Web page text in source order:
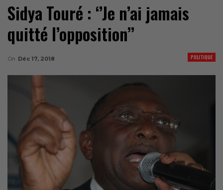
Sidya Touré : ‘’Je n’ai jamais
quitté l’opposition’’
POLITIQUE
On Déc 17, 2018